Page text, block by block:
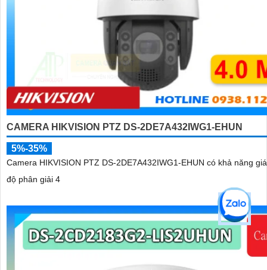
CAMERA HIKVISION PTZ DS-2DE7A432IWG1-EHUN
5%-35%
Camera HIKVISION PTZ DS-2DE7A432IWG1-EHUN có khả năng
độ phân giải 4